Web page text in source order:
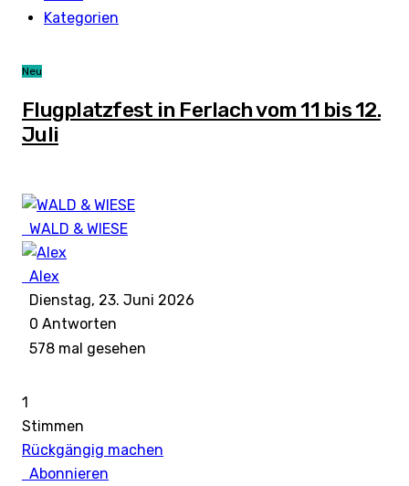
Kategorien
Neu
Flugplatzfest in Ferlach vom 11 bis 12.
Juli
WALD & WIESE
Alex
Dienstag, 23. Juni 2026
0 Antworten
578 mal gesehen
1
Stimmen
Rückgängig machen
Abonnieren